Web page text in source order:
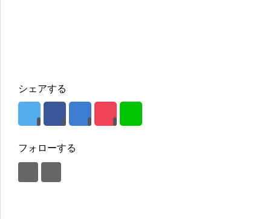
シェアする
フォローする